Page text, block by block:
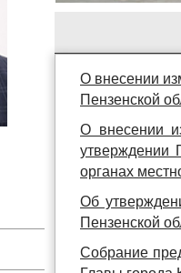
О внесении
Пензенской
О внесении
утверждении
органах
Об
Пензенской
Собрание